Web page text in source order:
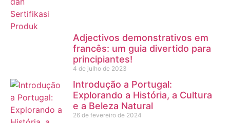
Adjectivos demonstrativos em
francês: um guia divertido para
principiantes!
4 de julho de 2023
Introdução a Portugal:
Explorando a História, a Cultura
e a Beleza Natural
26 de fevereiro de 2024